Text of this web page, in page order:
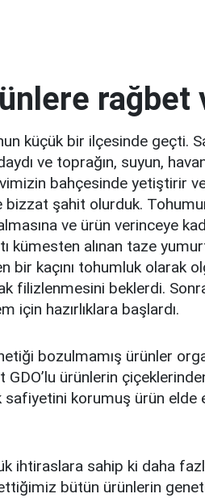
rağbet
küçük bir ilçesinde geçti.
ve toprağın, suyun,
bahçesinde yetiştirir
şahit olurduk.
ve ürün verinceye
kümesten alınan taze
bir kaçını tohumluk olarak
filizlenmesini beklerdi.
için hazırlıklara başlardı.
bozulmamış ürünler
GDO’lu ürünlerin
korumuş ürün elde
ihtiraslara sahip ki daha
bütün ürünlerin